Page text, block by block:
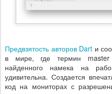
Предвзятость авторов Dart и
в мире, где термин
найденного намека на
удивительна. Создается
код на мониторах с